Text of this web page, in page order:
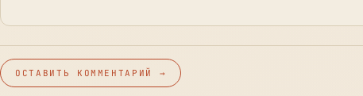
ОСТАВИТЬ КОММЕНТАРИЙ →